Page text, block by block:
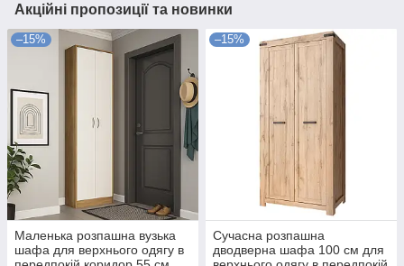
Акційні пропозиції та новинки
–15%
Маленька розпашна вузька
шафа для верхнього одягу в
–15%
Сучасна розпашна
дводверна шафа 100 см для